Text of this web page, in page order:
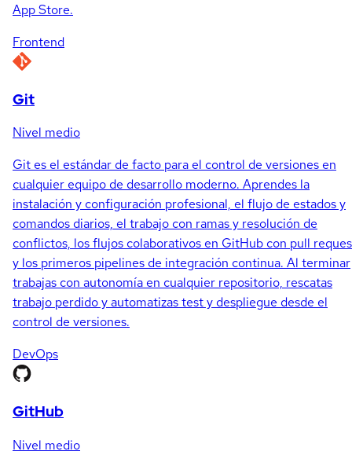
App Store.
Frontend
Git
Nivel medio
Git es el estándar de facto para el control de versiones en
cualquier equipo de desarrollo moderno. Aprendes la
instalación y configuración profesional, el flujo de estados y
comandos diarios, el trabajo con ramas y resolución de
conflictos, los flujos colaborativos en GitHub con pull
y los primeros pipelines de integración continua. Al terminar
trabajas con autonomía en cualquier repositorio, rescatas
trabajo perdido y automatizas test y despliegue desde el
control de versiones.
DevOps
GitHub
Nivel medio